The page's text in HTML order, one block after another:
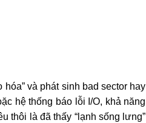
và phát sinh bad sector hay
hệ thống báo lỗi I/O, khả năng
thôi là đã thấy “lạnh sống lưng”